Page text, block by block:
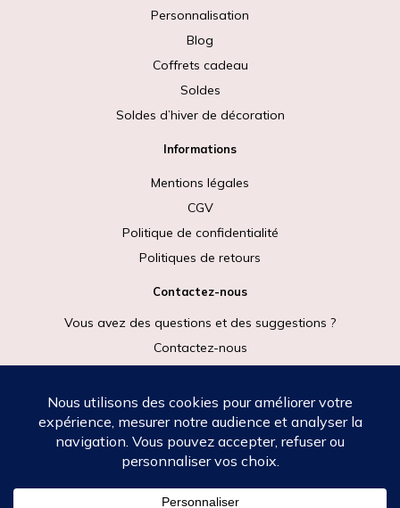
Personnalisation
Blog
Coffrets cadeau
Soldes
Soldes d’hiver de décoration
Informations
Mentions légales
CGV
Politique de confidentialité
Politiques de retours
Contactez-nous
Vous avez des questions et des suggestions ?
Contactez-nous